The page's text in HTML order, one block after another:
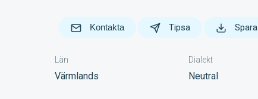
Kontakta Tipsa Spara
Län
Värmlands
Dialekt
Neutral